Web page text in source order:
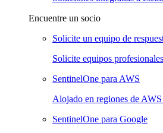
Encuentre un socio
Solicite un equipo de
Solicite equipos
SentinelOne para AWS
Alojado en regiones de
SentinelOne para Google